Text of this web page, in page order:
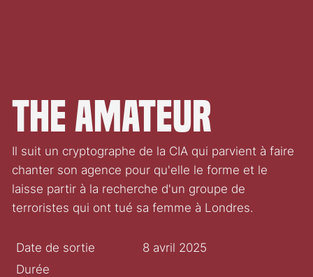
The Amateur
Il suit un cryptographe de la CIA qui parvient à faire
chanter son agence pour qu'elle le forme et le
laisse partir à la recherche d'un groupe de
terroristes qui ont tué sa femme à Londres.
Date de sortie
8 avril 2025
Durée